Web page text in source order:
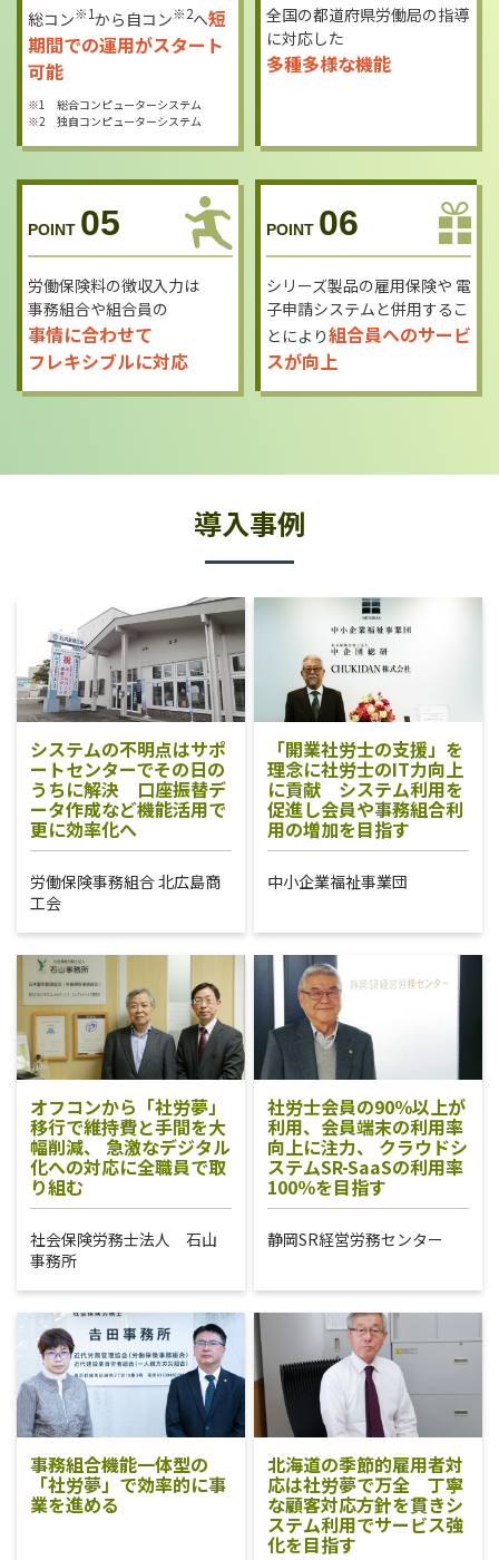
総コン※1から自コン※2へ短
期間での運用がスタート
可能
※1 総合コンピューターシステム
※2 独自コンピューターシステム
全国の都道府県労働局の指導
に対応した
多種多様な機能
POINT 05
労働保険料の徴収入力は
事務組合や組合員の
事情に合わせて
フレキシブルに対応
POINT 06
シリーズ製品の雇用保険や 電
子申請システムと併用する こ
とにより組合員へのサービ
スが向上
導入事例
システムの不明点はサポ
ートセンターでその日の
うちに解決 口座振替デ
ータ作成など機能活用で
更に効率化へ
労働保険事務組合 北広島商
工会
「開業社労士の支援」を
理念に社労士のIT力向上
に貢献 システム利用を
促進し会員や事務組合利
用の増加を目指す
中小企業福祉事業団
オフコンから「社労夢」
移行で維持費と手間を大
幅削減、 急激なデジタル
化への対応に全職員で取
り組む
社会保険労務士法人 石山
事務所
社労士会員の90％以上が
利用、会員端末の利用率
向上に注力、 クラウドシ
ステムSR-SaaSの利用率
100％を目指す
静岡SR経営労務センター
事務組合機能一体型の
「社労夢」で効率的に事
業を進める
北海道の季節的雇用者対
応は社労夢で万全 丁寧
な顧客対応方針を貫きシ
ステム利用でサービス強
化を目指す